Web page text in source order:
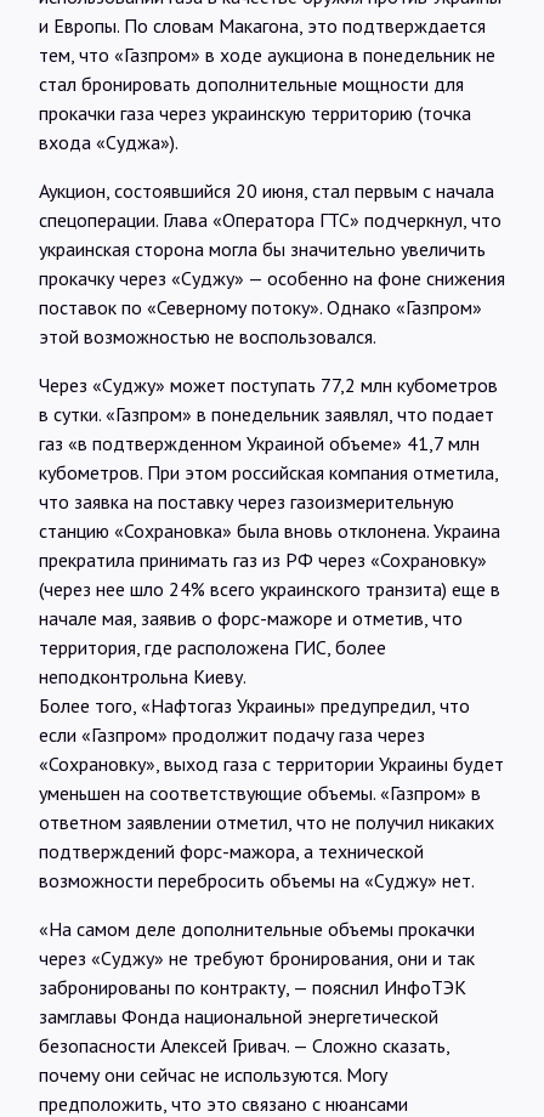
@Infotek_Russia
и Европы. По словам Макагона, это подтверждается
тем, что «Газпром» в ходе аукциона в понедельник не
стал бронировать дополнительные мощности для
прокачки газа через украинскую территорию (точка
входа «Суджа»).
Аукцион, состоявшийся 20 июня, стал первым с начала
спецоперации. Глава «Оператора ГТС» подчеркнул, что
украинская сторона могла бы значительно увеличить
прокачку через «Суджу» — особенно на фоне снижения
поставок по «Северному потоку». Однако «Газпром»
этой возможностью не воспользовался.
Через «Суджу» может поступать 77,2 млн кубометров
в сутки. «Газпром» в понедельник заявлял, что подает
газ «в подтвержденном Украиной объеме» 41,7 млн
кубометров. При этом российская компания отметила,
что заявка на поставку через газоизмерительную
станцию «Сохрановка» была вновь отклонена. Украина
прекратила принимать газ из РФ через «Сохрановку»
(через нее шло 24% всего украинского транзита) еще в
начале мая, заявив о форс-мажоре и отметив, что
территория, где расположена ГИС, более
неподконтрольна Киеву.
Более того, «Нафтогаз Украины» предупредил, что
если «Газпром» продолжит подачу газа через
«Сохрановку», выход газа с территории Украины будет
уменьшен на соответствующие объемы. «Газпром» в
ответном заявлении отметил, что не получил никаких
подтверждений форс-мажора, а технической
возможности перебросить объемы на «Суджу» нет.
«На самом деле дополнительные объемы прокачки
через «Суджу» не требуют бронирования, они и так
забронированы по контракту, — пояснил ИнфоТЭК
замглавы Фонда национальной энергетической
безопасности Алексей Гривач. — Сложно сказать,
почему они сейчас не используются. Могу
предположить, что это связано с нюансами